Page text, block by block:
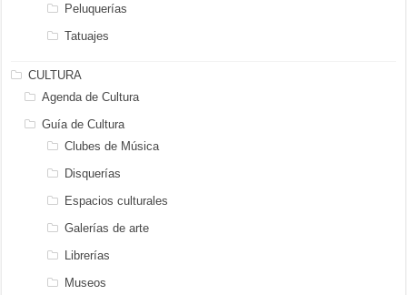
Peluquerías
Tatuajes
CULTURA
Agenda de Cultura
Guía de Cultura
Clubes de Música
Disquerías
Espacios culturales
Galerías de arte
Librerías
Museos